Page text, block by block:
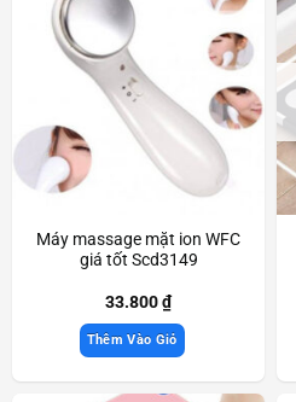
Máy massage mặt ion WFC
giá tốt Scd3149
33.800₫
Thêm Vào Giỏ